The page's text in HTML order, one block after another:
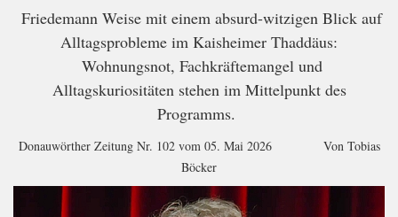
Friedemann Weise mit einem absurd-witzigen Blick auf
Alltagsprobleme im Kaisheimer Thaddäus:
Wohnungsnot, Fachkräftemangel und
Alltagskuriositäten stehen im Mittelpunkt des
Programms.
Donauwörther Zeitung Nr. 102 vom 05. Mai 2026 Von Tobias
Böcker